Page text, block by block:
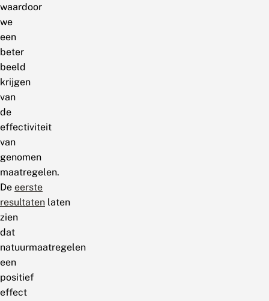
waardoor
we
een
beter
beeld
krijgen
van
de
effectiviteit
van
genomen
maatregelen.
De eerste
resultaten laten
zien
dat
natuurmaatregelen
een
positief
effect